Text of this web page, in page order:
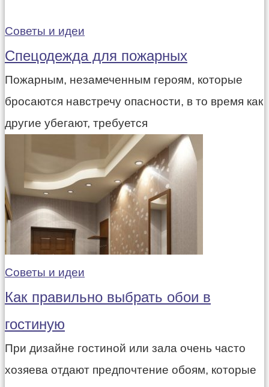
Советы и идеи
Спецодежда для пожарных
Пожарным, незамеченным героям, которые
бросаются навстречу опасности, в то время как
другие убегают, требуется
Советы и идеи
Как правильно выбрать обои в
гостиную
При дизайне гостиной или зала очень часто
хозяева отдают предпочтение обоям, которые